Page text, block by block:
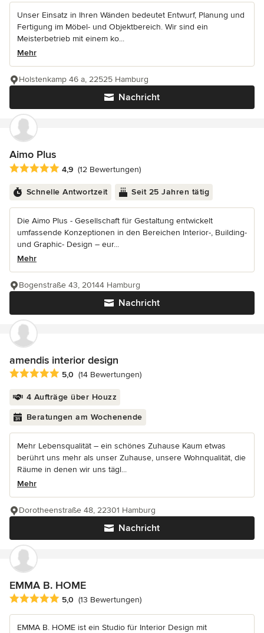
Unser Einsatz in Ihren Wänden bedeutet Entwurf, Planung und
Fertigung im Möbel- und Objektbereich. Wir sind ein
Meisterbetrieb mit einem ko...
Mehr
Nachricht
Holstenkamp 46 a, 22525 Hamburg
Aimo Plus
Durchschnittliche Bewertung: 4.9 von 5 Sternen
4,9 (12 Bewertungen)
Schnelle Antwortzeit Seit 25 Jahren tätig
Die Aimo Plus - Gesellschaft für Gestaltung entwickelt
umfassende Konzeptionen in den Bereichen Interior-, Building-
und Graphic- Design – eur...
Mehr
Nachricht
Bogenstraße 43, 20144 Hamburg
amendis interior design
Durchschnittliche Bewertung: 5 von 5 Sternen
5,0 (14 Bewertungen)
4 Aufträge über Houzz
Beratungen am Wochenende
Mehr Lebensqualität – ein schönes Zuhause Kaum etwas
berührt uns mehr als unser Zuhause, unsere Wohnqualität, die
Räume in denen wir uns tägl...
Mehr
Nachricht
Dorotheenstraße 48, 22301 Hamburg
EMMA B. HOME
Durchschnittliche Bewertung: 5 von 5 Sternen
5,0 (13 Bewertungen)
EMMA B. HOME ist ein Studio für Interior Design mit